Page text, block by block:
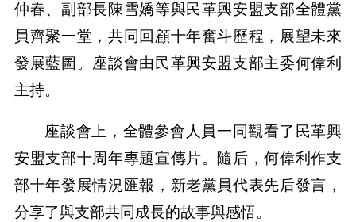
仲春、副部長陳雪嬌等與民革興安盟支部全體黨
員齊聚一堂，共同回顧十年奮斗歷程，展望未來
發展藍圖。座談會由民革興安盟支部主委何偉利
主持。
座談會上，全體參會人員一同觀看了民革興
安盟支部十周年專題宣傳片。隨后，何偉利作支
部十年發展情況匯報，新老黨員代表先后發言，
分享了與支部共同成長的故事與感悟。